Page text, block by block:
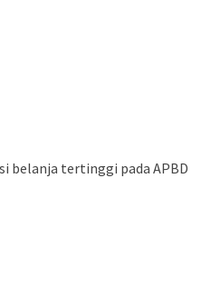
belanja tertinggi pada APBD